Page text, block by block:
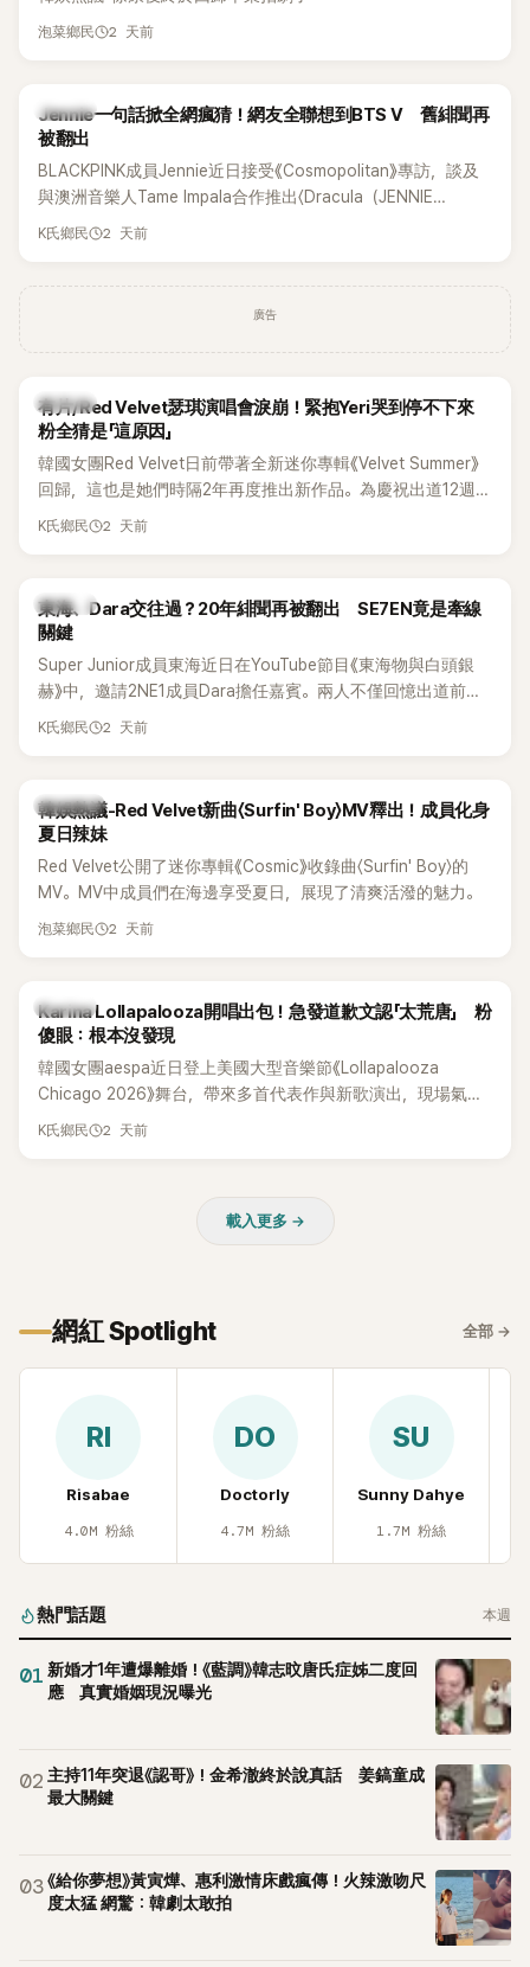
泡菜鄉民 2 天前
K-POP
Jennie一句話掀全網瘋猜！網友全聯想到BTS V 舊緋聞再
被翻出
BLACKPINK成員Jennie近日接受《Cosmopolitan》專訪，談及
與澳洲音樂人Tame Impala合作推出〈Dracula（JENNIE
Remix）〉的幕後故事，沒想到她一句關於「共同朋友」的回答，
K氏鄉民 2 天前
廣告
K-POP
有片/Red Velvet瑟琪演唱會淚崩！緊抱Yeri哭到停不下來
粉全猜是「這原因」
韓國女團Red Velvet日前帶著全新迷你專輯《Velvet Summer》
回歸，這也是她們時隔2年再度推出新作品。為慶祝出道12週
年，五位成員也一連舉辦三場粉絲演唱會，與粉絲共同回顧經
K氏鄉民 2 天前
K-POP
東海、Dara交往過？20年緋聞再被翻出 SE7EN竟是牽線
關鍵
Super Junior成員東海近日在YouTube節目《東海物與白頭銀
赫》中，邀請2NE1成員Dara擔任嘉賓。兩人不僅回憶出道前的
青澀往事，也首度聊起當年鬧得沸沸揚揚的緋聞，讓東海忍不
K氏鄉民 2 天前
熱議討論
韓娛熱議-Red Velvet新曲〈Surfin' Boy〉MV釋出！成員化身
夏日辣妹
Red Velvet公開了迷你專輯《Cosmic》收錄曲〈Surfin' Boy〉的
MV。MV中成員們在海邊享受夏日，展現了清爽活潑的魅力。
泡菜鄉民 2 天前
K-POP
Karina Lollapalooza開唱出包！急發道歉文認「太荒唐」 粉
傻眼：根本沒發現
韓國女團aespa近日登上美國大型音樂節《Lollapalooza
Chicago 2026》舞台，帶來多首代表作與新歌演出，現場氣氛
嗨翻。不過，成員Karina卻在演出後主動坦承，自己因為太緊
K氏鄉民 2 天前
載入更多 →
網紅 Spotlight 全部 →
RI
Risabae
4.0M 粉絲
DO
Doctorly
4.7M 粉絲
SU
Sunny Dahye
1.7M 粉絲
熱門話題 本週
01 新婚才1年遭爆離婚！《藍調》韓志旼唐氏症姊二度回
應 真實婚姻現況曝光
02 主持11年突退《認哥》！金希澈終於說真話 姜鎬童成
最大關鍵
03《給你夢想》黃寅燁、惠利激情床戲瘋傳！火辣激吻尺
度太猛 網驚：韓劇太敢拍